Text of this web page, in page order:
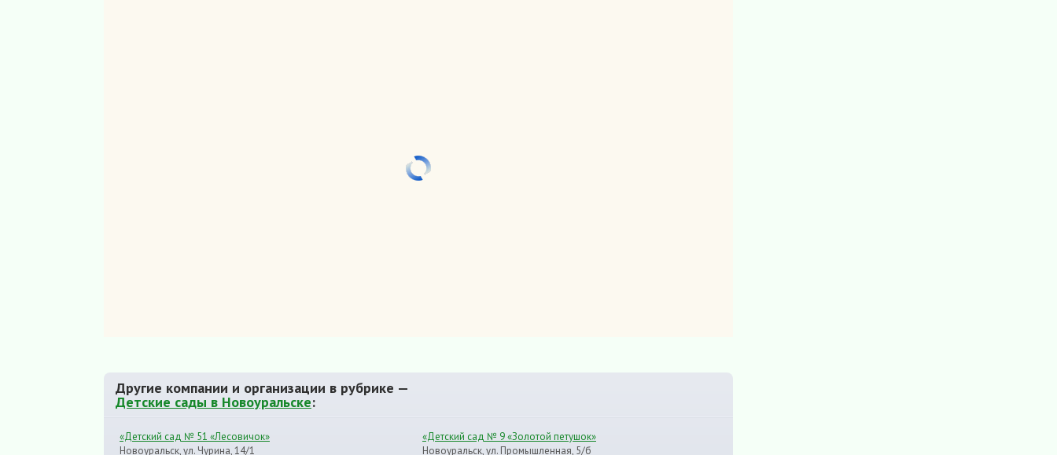
Другие компании и организации в рубрике —
Детские сады в Новоуральске:
«Детский сад № 51 «Лесовичок»
Новоуральск, ул. Чурина, 14/1
«Детский сад № 9 «Золотой петушок»
Новоуральск, ул. Промышленная, 5/б